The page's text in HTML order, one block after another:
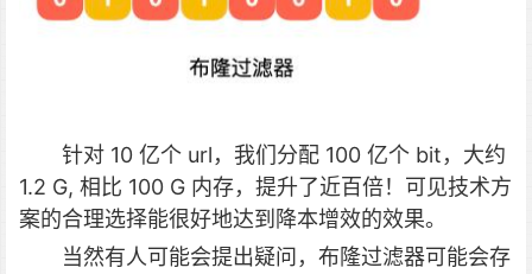
针对 10 亿个 url，我们分配 100 亿个 bit，大约
1.2 G, 相比 100 G 内存，提升了近百倍！可见技术方
案的合理选择能很好地达到降本增效的效果。
当然有人可能会提出疑问，布隆过滤器可能会存